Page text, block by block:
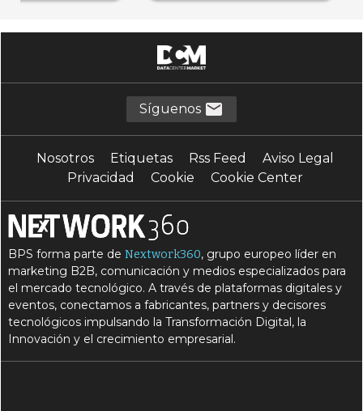
Síguenos
Nosotros Etiquetas Rss Feed
Aviso Legal
Privacidad
Cookie Cookie Center
BPS forma parte deNextwork360, grupo europeo líder en
marketing B2B, comunicación y medios especializados para
el mercado tecnológico. A través de plataformas digitales y
eventos, conectamos a fabricantes, partners y decisores
tecnológicos impulsando la Transformación Digital, la
Innovación y el crecimiento empresarial.